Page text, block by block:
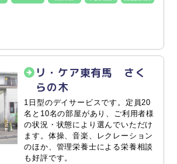
リ・ケア東有馬 さく
らの木
1日型のデイサービスです。定員20
名と10名の部屋があり、ご利用者様
の状況・状態により選んでいただけ
ます。体操、音楽、レクレーション
のほか、管理栄養士による栄養相談
も好評です。